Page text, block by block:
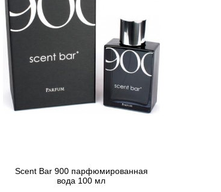
Scent Bar 900 парфюмированная
вода 100 мл